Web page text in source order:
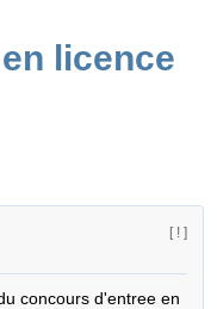
licence
[ ! ]
concours d'entree en